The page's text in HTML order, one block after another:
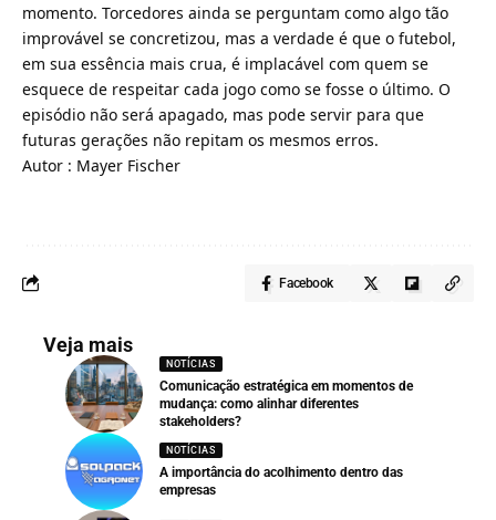
momento. Torcedores ainda se perguntam como algo tão
improvável se concretizou, mas a verdade é que o futebol,
em sua essência mais crua, é implacável com quem se
esquece de respeitar cada jogo como se fosse o último. O
episódio não será apagado, mas pode servir para que
futuras gerações não repitam os mesmos erros.
Autor : Mayer Fischer
Facebook
Veja mais
NOTÍCIAS
Comunicação estratégica em momentos de
mudança: como alinhar diferentes
stakeholders?
NOTÍCIAS
A importância do acolhimento dentro das
empresas